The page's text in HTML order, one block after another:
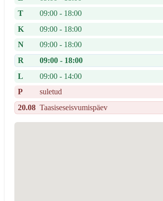
T
09:00 - 18:00
K
09:00 - 18:00
N
09:00 - 18:00
R
09:00 - 18:00
L
09:00 - 14:00
P
suletud
20.08 Taasiseseisvumispäev